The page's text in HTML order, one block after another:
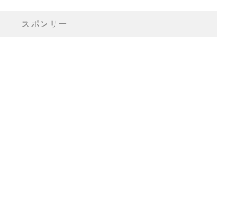
スポンサー